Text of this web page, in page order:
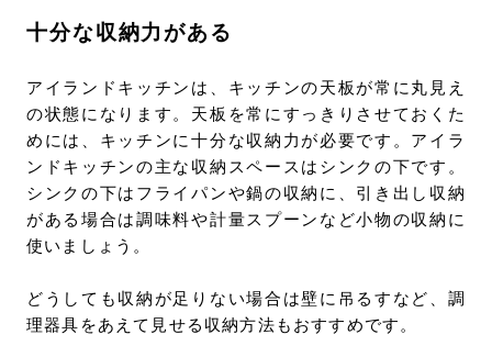
十分な収納力がある
アイランドキッチンは、キッチンの天板が常に丸見え
の状態になります。天板を常にすっきりさせておくた
めには、キッチンに十分な収納力が必要です。アイラ
ンドキッチンの主な収納スペースはシンクの下です。
シンクの下はフライパンや鍋の収納に、引き出し収納
がある場合は調味料や計量スプーンなど小物の収納に
使いましょう。
どうしても収納が足りない場合は壁に吊るすなど、調
理器具をあえて見せる収納方法もおすすめです。